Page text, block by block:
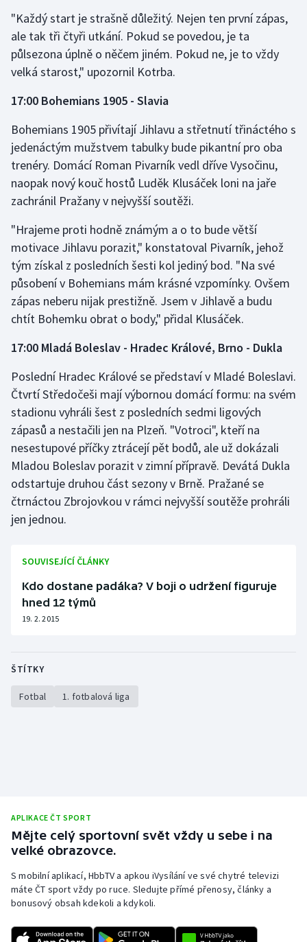
Stolní tenis
Triatlon
Veslování
Vodní slalom
Volejbal
Ostatní
"Každý start je strašně důležitý. Nejen ten první zápas,
ale tak tři čtyři utkání. Pokud se povedou, je ta
půlsezona úplně o něčem jiném. Pokud ne, je to vždy
velká starost," upozornil Kotrba.
17:00 Bohemians 1905 - Slavia
Bohemians 1905 přivítají Jihlavu a střetnutí třináctého s
jedenáctým mužstvem tabulky bude pikantní pro oba
trenéry. Domácí Roman Pivarník vedl dříve Vysočinu,
naopak nový kouč hostů Luděk Klusáček loni na jaře
zachránil Pražany v nejvyšší soutěži.
"Hrajeme proti hodně známým a o to bude větší
motivace Jihlavu porazit," konstatoval Pivarník, jehož
tým získal z posledních šesti kol jediný bod. "Na své
působení v Bohemians mám krásné vzpomínky. Ovšem
zápas neberu nijak prestižně. Jsem v Jihlavě a budu
chtít Bohemku obrat o body," přidal Klusáček.
17:00 Mladá Boleslav - Hradec Králové, Brno - Dukla
Poslední Hradec Králové se představí v Mladé Boleslavi.
Čtvrtí Středočeši mají výbornou domácí formu: na svém
stadionu vyhráli šest z posledních sedmi ligových
zápasů a nestačili jen na Plzeň. "Votroci", kteří na
nesestupové příčky ztrácejí pět bodů, ale už dokázali
Mladou Boleslav porazit v zimní přípravě. Devátá Dukla
odstartuje druhou část sezony v Brně. Pražané se
čtrnáctou Zbrojovkou v rámci nejvyšší soutěže prohráli
jen jednou.
SOUVISEJÍCÍ ČLÁNKY
Kdo dostane padáka? V boji o udržení figuruje
hned 12 týmů
19. 2. 2015
ŠTÍTKY
Fotbal 1. fotbalová liga
APLIKACE ČT SPORT
Mějte celý sportovní svět vždy u sebe i na
velké obrazovce.
S mobilní aplikací, HbbTV a apkou iVysílání ve své chytré televizi
máte ČT sport vždy po ruce. Sledujte přímé přenosy, články a
bonusový obsah kdekoli a kdykoli.